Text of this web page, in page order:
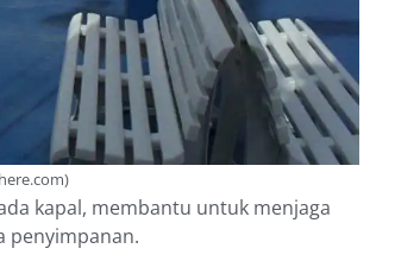
kapal, membantu untuk menjaga
penyimpanan.